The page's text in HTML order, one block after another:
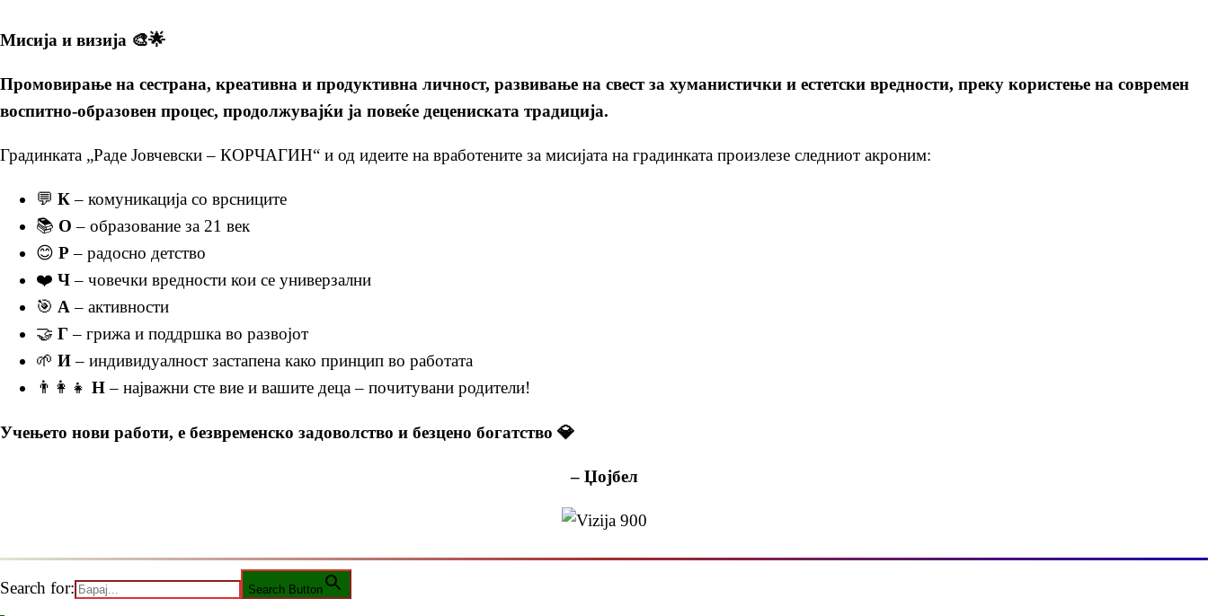
Мисија и визија 🎨🌟
Промовирање на сестрана, креативна и продуктивна личност, развивање на свест за хуманистички и естетски вредности, преку користење на современ
воспитно-образовен процес, продолжувајќи ја повеќе децениската традиција.
Градинката „Раде Јовчевски – КОРЧАГИН“ и од идеите на вработените за мисијата на градинката произлезе следниот акроним:
💬 К– комуникација со врсниците
📚 О – образование за 21 век
😊 Р – радосно детство
❤️ Ч– човечки вредности кои се универзални
🎯 А– активности
🤝 Г – грижа и поддршка во развојот
🌱 И– индивидуалност застапена како принцип во работата
👨‍👩‍👧 Н– најважни сте вие и вашите деца – почитувани родители!
Учењето нови работи, е безвременско задоволство и безцено богатство 💎
– Џојбел
Search for: Search Button